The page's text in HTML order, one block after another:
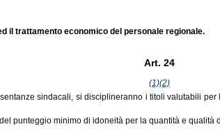
il trattamento economico del personale regionale.
Art. 24
(1)(2)
sindacali, si disciplineranno i titoli valutabili
punteggio minimo di idoneità per la quantità e